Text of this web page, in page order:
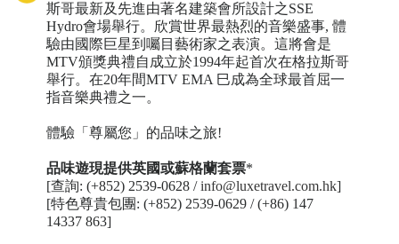
斯哥最新及先進由著名建築會所設計之SSE
Hydro會場舉行。欣賞世界最熱烈的音樂盛事, 體
驗由國際巨星到囑目藝術家之表演。這將會是
MTV頒獎典禮自成立於1994年起首次在格拉斯哥
舉行。在20年間MTV EMA 巳成為全球最首屈一
指音樂典禮之一。
體驗「尊屬您」的品味之旅!
品味遊現提供英國或蘇格蘭套票*
[查詢: (+852) 2539-0628 /info@luxetravel.com.hk]
[特色尊貴包團: (+852) 2539-0629 / (+86) 147
14337 863]